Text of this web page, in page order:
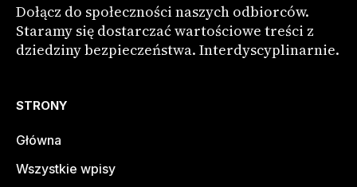
Dołącz do społeczności naszych odbiorców.
Staramy się dostarczać wartościowe treści z
dziedziny bezpieczeństwa. Interdyscyplinarnie.
STRONY
Główna
Wszystkie wpisy